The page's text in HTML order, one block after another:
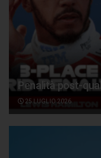
Penalità post-
25 LUGLIO 2026